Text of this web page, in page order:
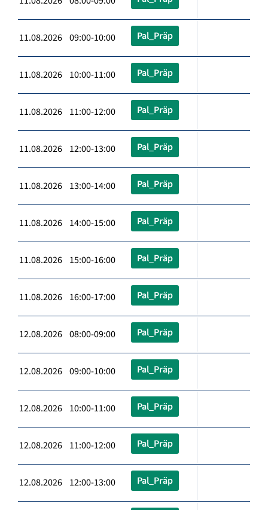
11.08.2026 09:00-10:00 Pal_Präp
11.08.2026 10:00-11:00 Pal_Präp
11.08.2026 11:00-12:00 Pal_Präp
11.08.2026 12:00-13:00 Pal_Präp
11.08.2026 13:00-14:00 Pal_Präp
11.08.2026 14:00-15:00 Pal_Präp
11.08.2026 15:00-16:00 Pal_Präp
11.08.2026 16:00-17:00 Pal_Präp
12.08.2026 08:00-09:00 Pal_Präp
12.08.2026 09:00-10:00 Pal_Präp
12.08.2026 10:00-11:00 Pal_Präp
12.08.2026 11:00-12:00 Pal_Präp
12.08.2026 12:00-13:00 Pal_Präp